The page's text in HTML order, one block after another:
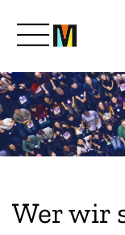
Lernen
Was wir
Machen
Wer wir